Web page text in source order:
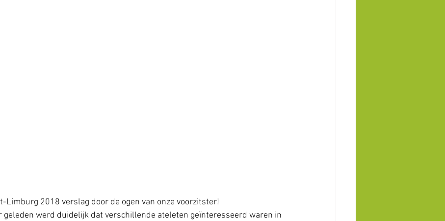
Limburg 2018 verslag door de ogen van onze voorzitster!
geleden werd duidelijk dat verschillende ateleten geïnteresseerd waren in